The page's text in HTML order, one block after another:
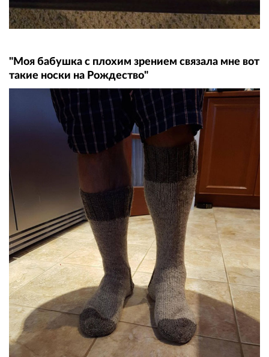
"Моя бабушка с плохим зрением связала мне вот
такие носки на Рождество"